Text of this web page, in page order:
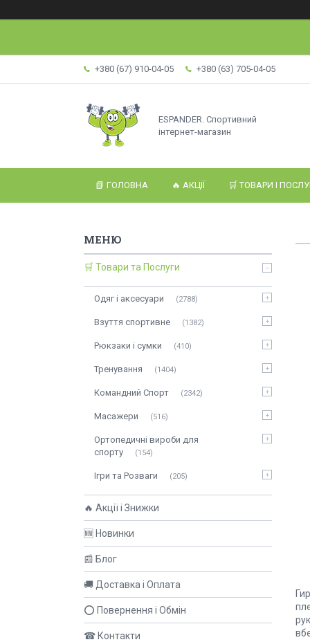
+380 (67) 910-04-05 +380 (63) 705-04-05
ESPANDER. Спортивний
інтернет-магазин
📗 ГОЛОВНА 🔥 АКЦІЇ 🛒 ТОВАРИ І
🛒 Товари та Послуги
Одяг і аксесуари 2788
Взуття спортивне 1382
Рюкзаки і сумки 410
Тренування 1404
Командний Спорт 2342
Масажери 516
Ортопедичні вироби для
спорту
154
Ігри та Розваги 205
🔥 Акції і Знижки
🆕 Новинки
📰 Блог
🚚 Доставка і Оплата
⭕ Повернення і Обмін
☎ Контакти